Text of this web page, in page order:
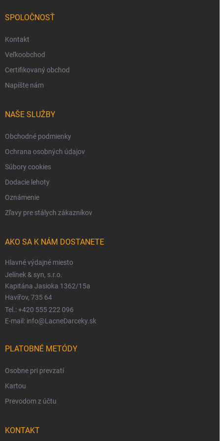
SPOLOČNOSŤ
Kontakt
Veľkoobchod
Certifikovaný obchod
Napíšte nám
NAŠE SLUŽBY
Obchodné podmienky
Ochrana osobných údajov
Súbory cookies
Dodacie lehoty
Oznámenie
Zľavy pre stálych zákazníkov
AKO SA K NÁM DOSTANETE
Hlavné výdajné miesto
Jelínek & syn, s.r.o.
Kapitána Jasioka 1362/15a
Havířov, 735 64
Tel.: +420 555 222 096
E-mail: info@LacneDarceky.sk
PLATOBNÉ METÓDY
Osobne pri prevzatí
Kartou
Prevodom z účtu
KONTAKT